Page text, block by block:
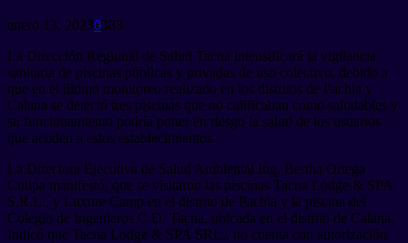
enero 13, 20230383
La Dirección Regional de Salud Tacna intensificará la vigilancia
sanitaria de piscinas públicas y privadas de uso colectivo, debido a
que en el último monitoreo realizado en los distritos de Pachia y
Calana se detectó tres piscinas que no calificaban como saludables y
su funcionamiento podría poner en riesgo la salud de los usuarios
que acuden a estos establecimientos.
La Directora Ejecutiva de Salud Ambiental Ing. Bertha Ortega
Cutipa manifestó, que se visitaron las piscinas Tacna Lodge & SPA
S.R.L., y Luxure Camp en el distrito de Pachia y la piscina del
Colegio de Ingenieros C.D. Tacna, ubicada en el distrito de Calana.
Indicó que Tacna Lodge & SPA SRL., no cuenta con autorización